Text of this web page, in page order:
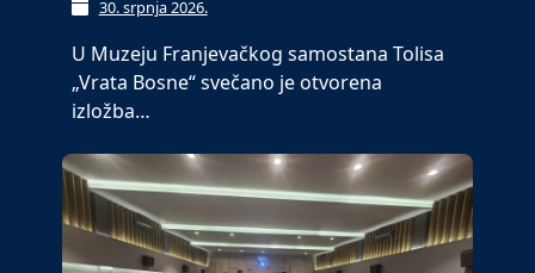
30. srpnja 2026.
U Muzeju Franjevačkog samostana Tolisa
„Vrata Bosne“ svečano je otvorena
izložba…